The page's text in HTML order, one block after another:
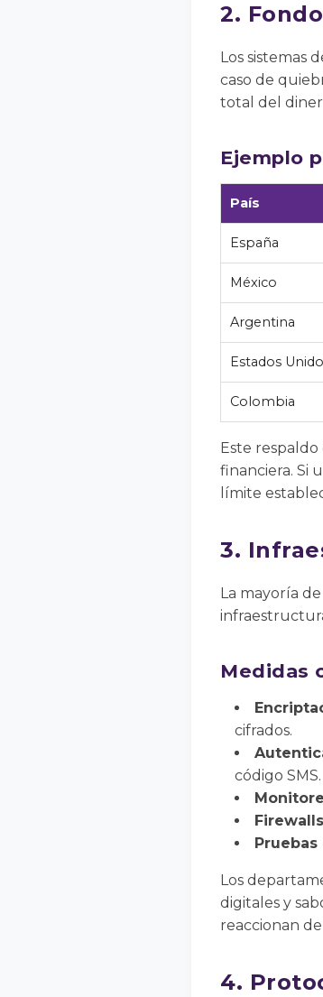
2.
Los sistemas
caso de
total del
Ejemplo
País
España
México
Argentina
Estados
Colombia
Este
financiera. Si
límite
3.
La mayoría
Medidas
cifrados.
código SMS.
Los
digitales y
reaccionan
4.